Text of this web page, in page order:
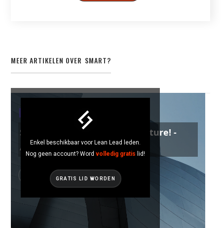
MEER ARTIKELEN OVER SMART?
Sustainable Factory of the Future! -
Actemium
Enkel beschikbaar voor Lean Lead leden.
Nog geen account? Wordvolledig gratis lid!
GRATIS LID WORDEN